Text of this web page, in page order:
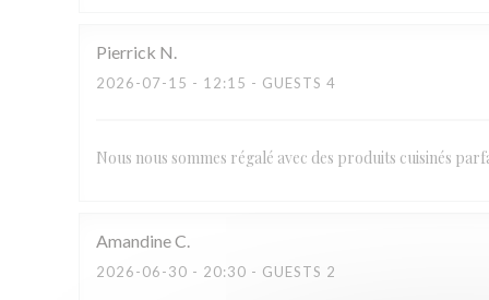
Pierrick N
2026-07-15 - 12:15 - GUESTS 4
Nous nous sommes régalé avec des produits cuisinés
AmandineC
2026-06-30 - 20:30 - GUESTS 2